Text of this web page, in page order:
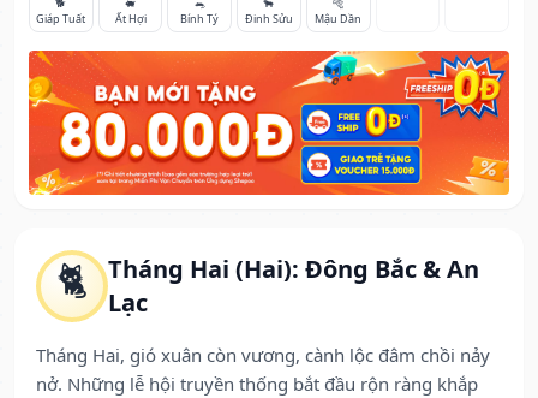
🐈
Tháng Hai (Hai): Đông Bắc & An
Lạc
Tháng Hai, gió xuân còn vương, cành lộc đâm chồi nảy
nở. Những lễ hội truyền thống bắt đầu rộn ràng khắp
Giáp Tuất
Ất Hợi
Bính Tý
Đinh Sửu
Mậu Dần